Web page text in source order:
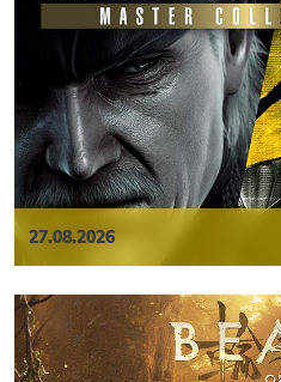
27.08.2026